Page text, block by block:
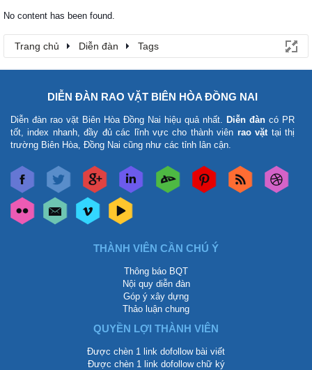
No content has been found.
Trang chủ Diễn đàn Tags
DIỄN ĐÀN RAO VẶT BIÊN HÒA ĐỒNG NAI
Diễn đàn rao vặt Biên Hòa Đồng Nai hiệu quả nhất. Diễn đàn có PR
tốt, index nhanh, đầy đủ các lĩnh vực cho thành viên rao vặttại thị
trường Biên Hòa, Đồng Nai cũng như các tỉnh lân cận.
THÀNH VIÊN CẦN CHÚ Ý
Thông báo BQT
Nội quy diễn đàn
Góp ý xây dựng
Thảo luận chung
QUYỀN LỢI THÀNH VIÊN
Được chèn 1 link dofollow bài viết
Được chèn 1 link dofollow chữ ký